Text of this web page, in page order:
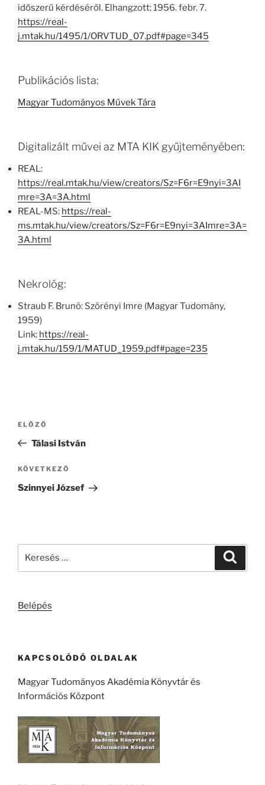
időszerű kérdéséről. Elhangzott: 1956. febr. 7.
https://real-
j.mtak.hu/1495/1/ORVTUD_07.pdf#page=345
Publikációs lista:
Magyar Tudományos Művek Tára
Digitalizált művei az MTA KIK gyűjteményében:
REAL:
https://real.mtak.hu/view/creators/Sz=F6r=E9nyi=3AI
mre=3A=3A.html
REAL-MS: https://real-
ms.mtak.hu/view/creators/Sz=F6r=E9nyi=3AImre=3A=
3A.html
Nekrológ:
Straub F. Brunó: Szörényi Imre (Magyar Tudomány,
1959)
Link: https://real-
j.mtak.hu/159/1/MATUD_1959.pdf#page=235
Bejegyzés
Korábbi
bejegyzés
ELŐZŐ
Tálasi István
Következő
bejegyzés
KÖVETKEZŐ
Szinnyei József
Belépés
KAPCSOLÓDÓ OLDALAK
Magyar Tudományos Akadémia Könyvtár és
Információs Központ